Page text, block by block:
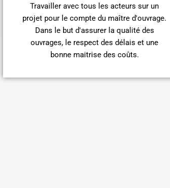
Travailler avec tous les acteurs sur un
projet pour le compte du maître d'ouvrage.
Dans le but d'assurer la qualité des
ouvrages, le respect des délais et une
bonne maitrise des coûts.